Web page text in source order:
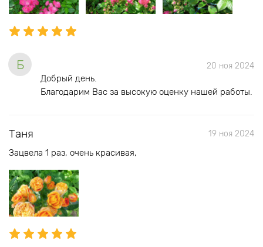
Б 20 ноя 2024
Добрый день.
Благодарим Вас за высокую оценку нашей работы.
Таня 19 ноя 2024
Зацвела 1 раз, очень красивая,